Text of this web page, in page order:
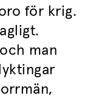
för krig.
man